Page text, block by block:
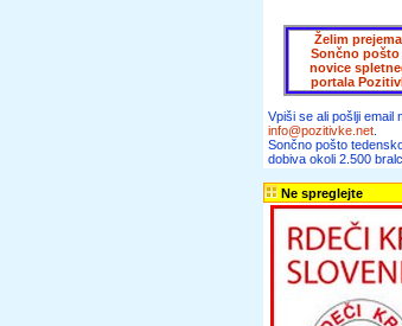
Želim
Sončno pošto
novice
portala
Vpiši se ali pošlji email
info@pozitivke.net
Sončno pošto
dobiva okoli 2.500
Ne spreglejte